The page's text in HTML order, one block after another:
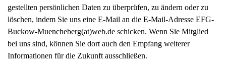
gestellten persönlichen Daten zu überprüfen, zu ändern oder zu
löschen, indem Sie uns eine E-Mail an die E-Mail-Adresse EFG-
Buckow-Muencheberg(at)web.de schicken. Wenn Sie Mitglied
bei uns sind, können Sie dort auch den Empfang weiterer
Informationen für die Zukunft ausschließen.